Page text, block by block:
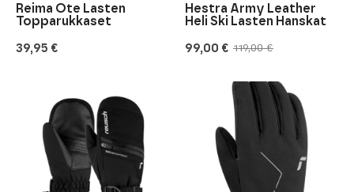
39,95 €
Reima Ote Lasten
Topparukkaset
119,00€
Alkuperäinen
119,00 €.
99,00 €
Nykyinen
Hestra Army Leather
Heli Ski Lasten Hanskat